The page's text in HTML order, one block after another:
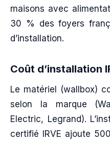
maisons avec
30 % des foyers
d’installation.
Coût d’installation
Le matériel (wallbox)
selon la marque
Electric, Legrand).
certifié IRVE ajoute